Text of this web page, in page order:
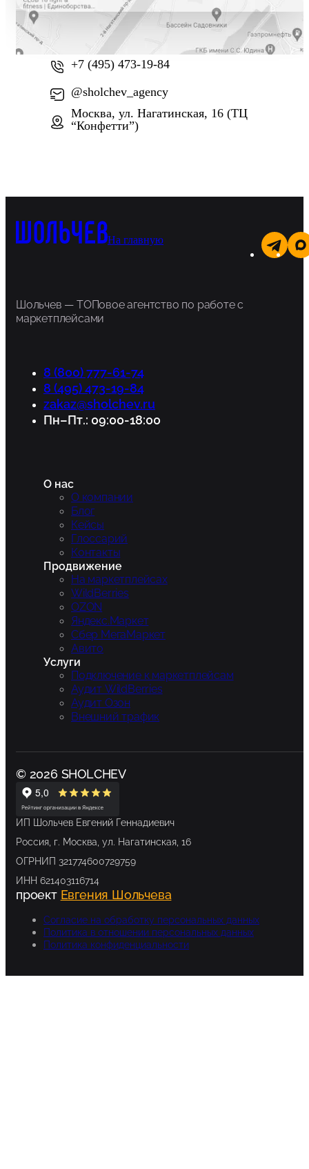
+7 (800) 777-61-74
+7 (495) 473-19-84
@sholchev_agency
Москва, ул. Нагатинская, 16 (ТЦ
“Конфетти”)
На главную
Шольчев — ТОПовое агентство по работе с
маркетплейсами
8 (800) 777-61-74
8 (495) 473-19-84
zakaz@sholchev.ru
Пн–Пт.: 09:00-18:00
О нас
О компании
Блог
Кейсы
Глоссарий
Контакты
Продвижение
На маркетплейсах
WildBerries
OZON
Яндекс.Маркет
Сбер МегаМаркет
Авито
Услуги
Подключение к маркетплейсам
Аудит WildBerries
Аудит Озон
Внешний трафик
© 2026 SHOLCHEV
ИП Шольчев Евгений Геннадиевич
Россия, г. Москва, ул. Нагатинская, 16
ОГРНИП 321774600729759
ИНН 621403116714
проект Евгения Шольчева
Согласие на обработку персональных данных
Политика в отношении персональных данных
Политика конфиденциальности